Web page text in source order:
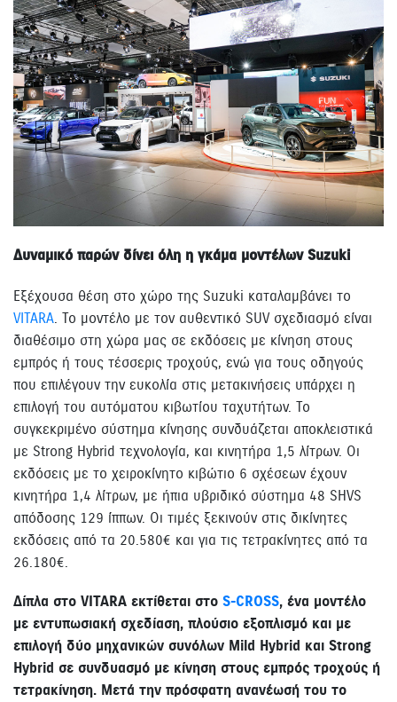
Δυναμικό παρών δίνει όλη η γκάμα μοντέλων Suzuki
Εξέχουσα θέση στο χώρο της Suzuki καταλαμβάνει το
VITARA. Το μοντέλο με τον αυθεντικό SUV σχεδιασμό είναι
διαθέσιμο στη χώρα μας σε εκδόσεις με κίνηση στους
εμπρός ή τους τέσσερις τροχούς, ενώ για τους οδηγούς
που επιλέγουν την ευκολία στις μετακινήσεις υπάρχει η
επιλογή του αυτόματου κιβωτίου ταχυτήτων. Το
συγκεκριμένο σύστημα κίνησης συνδυάζεται αποκλειστικά
με Strong Hybrid τεχνολογία, και κινητήρα 1,5 λίτρων. Οι
εκδόσεις με το χειροκίνητο κιβώτιο 6 σχέσεων έχουν
κινητήρα 1,4 λίτρων, με ήπια υβριδικό σύστημα 48 SHVS
απόδοσης 129 ίππων. Οι τιμές ξεκινούν στις δικίνητες
εκδόσεις από τα 20.580€ και για τις τετρακίνητες από τα
26.180€.
Δίπλα στο VITARA εκτίθεται στο S-CROSS, ένα μοντέλο
με εντυπωσιακή σχεδίαση, πλούσιο εξοπλισμό και με
επιλογή δύο μηχανικών συνόλων Mild Hybrid και Strong
Hybrid σε συνδυασμό με κίνηση στους εμπρός τροχούς ή
τετρακίνηση. Μετά την πρόσφατη ανανέωσή του το